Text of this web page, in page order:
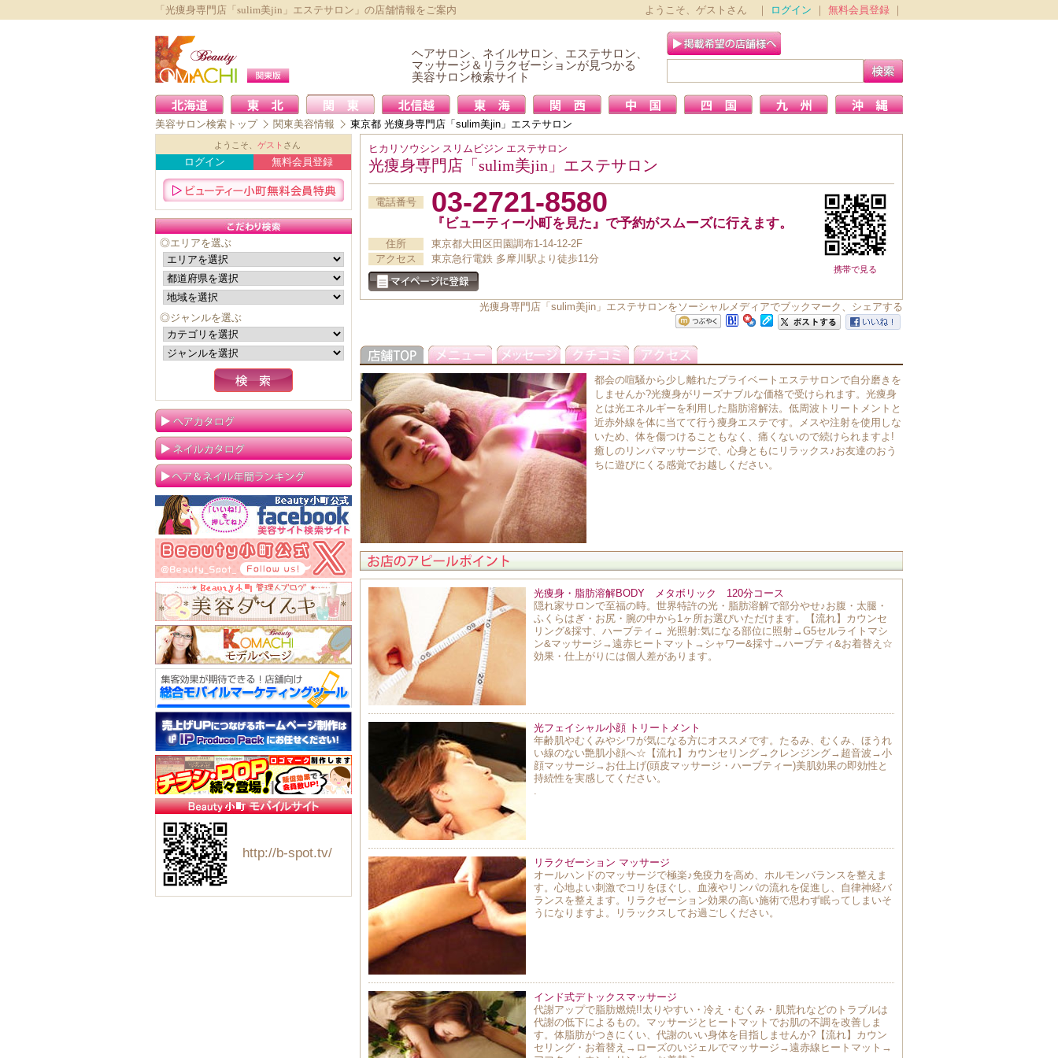
「光痩身専門店「sulim美jin」エステサロン」の店舗情報をご案内 ようこそ、ゲストさん ｜ ログイン 無料会員登録
ヘアサロン、ネイルサロン、エステサロン、
マッサージ＆リラクゼーションが見つかる
美容サロン検索サイト
美容サロン検索トップ 関東美容情報 東京都 光痩身専門店「sulim美jin」エステサロン
ヒカリソウシン スリムビジン エステサロン
光痩身専門店「sulim美jin」エステサロン
携帯で見る
電話番号 03-2721-8580
『ビューティー小町を見た』で予約がスムーズに行えます。
住所
東京都大田区田園調布1-14-12-2F
アクセス
東京急行電鉄 多摩川駅より徒歩11分
光痩身専門店「sulim美jin」エステサロンをソーシャルメディアでブックマーク、シェアする
都会の喧騒から少し離れたプライベートエステサロンで自分磨きを
しませんか?光痩身がリーズナブルな価格で受けられます。光痩身
とは光エネルギーを利用した脂肪溶解法。低周波トリートメントと
近赤外線を体に当てて行う痩身エステです。メスや注射を使用しな
いため、体を傷つけることもなく、痛くないので続けられますよ!
癒しのリンパマッサージで、心身ともにリラックス♪お友達のおう
ちに遊びにくる感覚でお越しください。
光痩身・脂肪溶解BODY メタボリック 120分コース
隠れ家サロンで至福の時。世界特許の光・脂肪溶解で部分やせ♪お腹・太腿・
ふくらはぎ・お尻・腕の中から1ヶ所お選びいただけます。【流れ】カウンセ
リング&採寸、ハーブティ→ 光照射:気になる部位に照射→G5セルライトマシ
ン&マッサージ→遠赤ヒートマット→シャワー&採寸→ハーブティ&お着替え☆
効果・仕上がりには個人差があります。
光フェイシャル小顔 トリートメント
年齢肌やむくみやシワが気になる方にオススメです。たるみ、むくみ、ほうれ
い線のない艶肌小顔へ☆【流れ】カウンセリング→クレンジング→超音波→小
顔マッサージ→お仕上げ(頭皮マッサージ・ハーブティー)美肌効果の即効性と
持続性を実感してください。
.
リラクゼーション マッサージ
オールハンドのマッサージで極楽♪免疫力を高め、ホルモンバランスを整えま
す。心地よい刺激でコリをほぐし、血液やリンパの流れを促進し、自律神経バ
ランスを整えます。リラクゼーション効果の高い施術で思わず眠ってしまいそ
うになりますよ。リラックスしてお過ごしください。
インド式デトックスマッサージ
代謝アップで脂肪燃焼!!太りやすい・冷え・むくみ・肌荒れなどのトラブルは
代謝の低下によるもの。マッサージとヒートマットでお肌の不調を改善しま
す。体脂肪がつきにくい、代謝のいい身体を目指しませんか?【流れ】カウン
セリング・お着替え→ローズのいジェルでマッサージ→遠赤線ヒートマット→
ようこそ、 ゲスト さん
ログイン 無料会員登録
◎エリアを選ぶ
◎ジャンルを選ぶ
http://b-spot.tv/